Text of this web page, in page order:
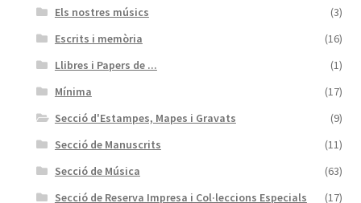
Els nostres músics
(3)
Escrits i memòria
(16)
Llibres i Papers de ...
(1)
Mínima
(17)
Secció d'Estampes, Mapes i Gravats
(9)
Secció de Manuscrits
(11)
Secció de Música
(63)
Secció de Reserva Impresa i Col·leccions Especials
(17)